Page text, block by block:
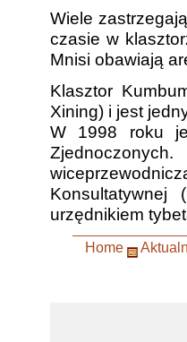
Wiele
czasie w
Mnisi obawiają
Klasztor
Xining) i jest
W 1998 roku
urzędnikiem
Home